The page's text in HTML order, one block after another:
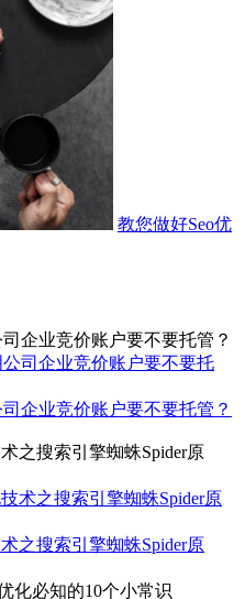
教您做好Seo优
企业竞价账户要不要托管？
企业竞价账户要不要托管？
之搜索引擎蜘蛛Spider原
之搜索引擎蜘蛛Spider原
化必知的10个小常识